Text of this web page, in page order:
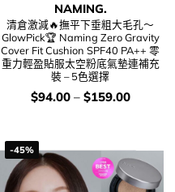
NAMING.
清倉激減🔥撫平下垂粗大毛孔～
GlowPick🏆 Naming Zero Gravity
Cover Fit Cushion SPF40 PA++ 零
重力輕盈貼服太空粉底氣墊連補充
裝 – 5色選擇
價
錢：
$94.00– $159.00
-45%